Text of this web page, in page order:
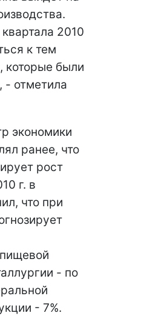
2010
к тем
которые были
- отметила
экономики
ранее, что
рост
г. в
что при
- по
- 7%.